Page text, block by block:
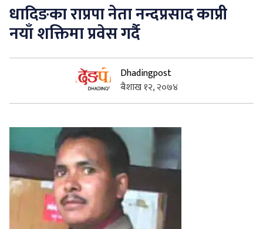
कृषि/सहकारी
साहित्य / संस्कृति
सुचनाहरु
भिडियो
धादिङका राप्रपा नेता नन्दप्रसाद काप्री
नयाँ शक्तिमा प्रवेस गर्दै
Dhadingpost
बैशाख १२, २०७४